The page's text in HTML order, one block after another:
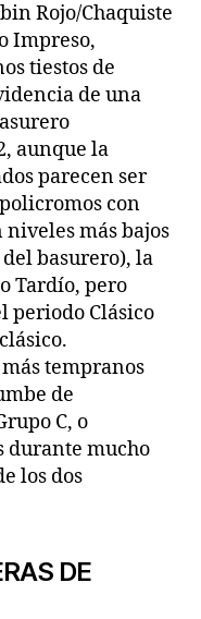
Rojo/Chaquiste
Impreso,
tiestos de
de una
aunque la
parecen ser
con
niveles más bajos
basurero), la
Tardío, pero
periodo Clásico
tempranos
de
C, o
durante mucho
los dos
DE